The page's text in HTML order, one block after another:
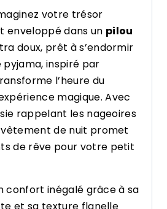
votre trésor
dans un pilou
doux, prêt à s’endormir
pyjama, inspiré par
l’heure du
magique. Avec
rappelant les nageoires
vêtement de nuit promet
de rêve pour votre petit
confort inégalé grâce à sa
et sa texture flanelle